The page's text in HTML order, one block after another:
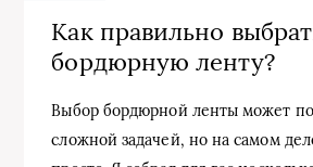
Как правильно
бордюрную ленту?
Выбор бордюрной ленты может
сложной задачей, но на самом